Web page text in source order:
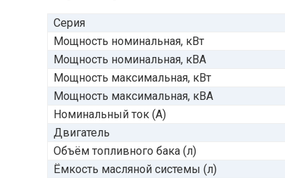
Серия
Мощность номинальная, кВт
Мощность номинальная, кВА
Мощность максимальная, кВт
Мощность максимальная, кВА
Номинальный ток (А)
Двигатель
Объём топливного бака (л)
Ёмкость масляной системы (л)